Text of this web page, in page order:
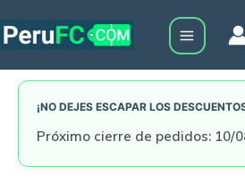
to
Main
Menu
¡NO DEJES ESCAPAR LOS
Próximo cierre de pedidos: 10/